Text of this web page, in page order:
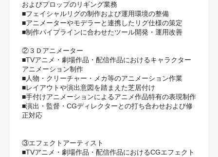
およびプロップのリギング業務
■フェイシャルリグの制作および運用環境の整備
■アニメーターやモデラーと連携したリグ仕様の策定
■制作パイプラインに合わせたツール開発・運用改善
②３Ｄアニメーター
■TVアニメ・劇場作品・配信作品におけるキャラクター
アニメーション制作
■人物・クリーチャー・メカ等のアニメーション作業
■レイアウトや演出意図を踏まえた芝居付け
■手付けアニメーションによるアニメ作品特有の表現制作
■演出・監督・CGディレクターとの打ち合わせおよび修
正対応
③エフェクトアーティスト
■TVアニメ・劇場作品・配信作品におけるCGエフェクト